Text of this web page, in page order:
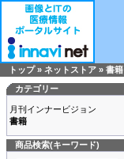
トップ» ネットストア » 書籍
カテゴリー
月刊インナービジョン
書籍
商品検索(キーワード)